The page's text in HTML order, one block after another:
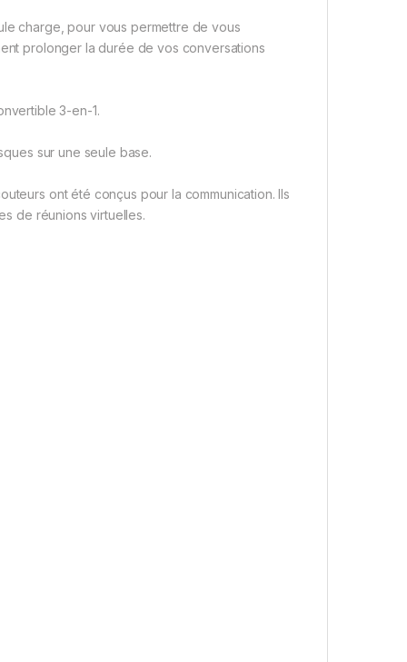
charge, pour vous permettre de vous
prolonger la durée de vos conversations
3-en-1.
sur une seule base.
ont été conçus pour la communication. Ils
de réunions virtuelles.